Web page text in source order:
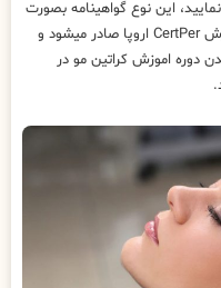
این نوع گواهینامه بصورت
انحصاری و تحت نظارت موسسه کنترل آموزش CertPer اروپا صادر میشود و
دوره اموزش کراتین مو در